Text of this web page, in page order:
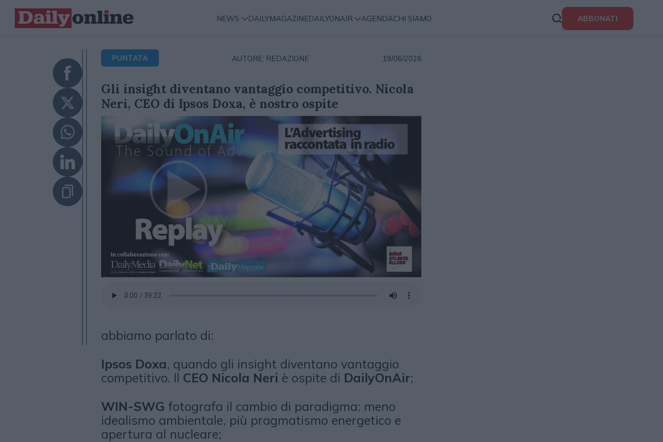
NEWS DAILYMAGAZINEDAILYONAIR AGENDACHI SIAMO ABBONATI
PUNTATA AUTORE: REDAZIONE 19/06/2026
Gli insight diventano vantaggio competitivo. Nicola
Neri, CEO di Ipsos Doxa, è nostro ospite
abbiamo parlato di:
Ipsos Doxa, quando gli insight diventano vantaggio
competitivo. Il CEO Nicola Neri è ospite di DailyOnAir;
WIN-SWG fotografa il cambio di paradigma: meno
idealismo ambientale, più pragmatismo energetico e
apertura al nucleare;